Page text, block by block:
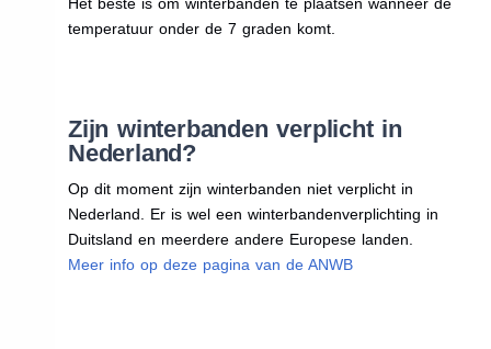
temperatuur onder de 7 graden komt.
Zijn winterbanden verplicht in
Nederland?
Op dit moment zijn winterbanden niet verplicht in
Nederland. Er is wel een winterbandenverplichting in
Duitsland en meerdere andere Europese landen.
Meer info op deze pagina van de ANWB